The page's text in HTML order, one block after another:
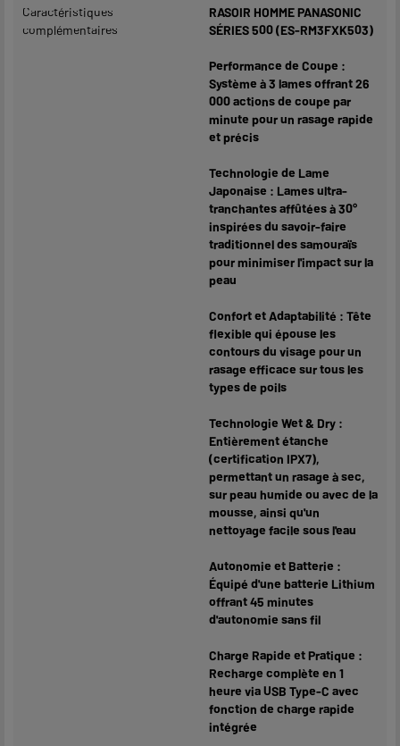
Caractéristiques
complémentaires
RASOIR HOMME PANASONIC
SÉRIES 500 (ES-RM3FXK503)
Performance de Coupe :
Système à 3 lames offrant 26
000 actions de coupe par
minute pour un rasage rapide
et précis
Technologie de Lame
Japonaise : Lames ultra-
tranchantes affûtées à 30°
inspirées du savoir-faire
traditionnel des samouraïs
pour minimiser l'impact sur la
peau
Confort et Adaptabilité : Tête
flexible qui épouse les
contours du visage pour un
rasage efficace sur tous les
types de poils
Technologie Wet & Dry :
Entièrement étanche
(certification IPX7),
permettant un rasage à sec,
sur peau humide ou avec de la
mousse, ainsi qu'un
nettoyage facile sous l'eau
Autonomie et Batterie :
Équipé d'une batterie Lithium
offrant 45 minutes
d'autonomie sans fil
Charge Rapide et Pratique :
Recharge complète en 1
heure via USB Type-C avec
fonction de charge rapide
intégrée